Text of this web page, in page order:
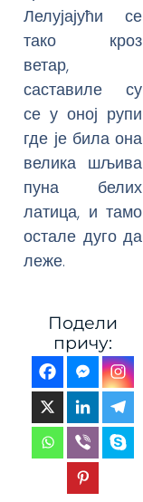
Лелујајући се
тако кроз
ветар,
саставиле су
се у оној рупи
где је била она
велика шљива
пуна белих
латица, и тамо
остале дуго да
леже.
Подели
причу: